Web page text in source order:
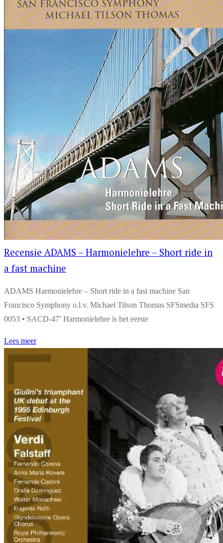
Recensie ADAMS – Harmonielehre – Short ride in
a fast machine
ADAMS Harmonielehre – Short ride in a fast machine San
Francisco Symphony o.l.v. Michael Tilson Thomas SFSmedia SFS
0053 • SACD-47’ Harmonielehre is het eerste
Lees meer